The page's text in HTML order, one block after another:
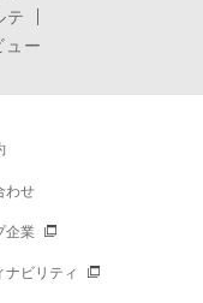
テ
ュー
わせ
企業
ナビリティ